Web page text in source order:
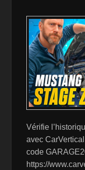
Vérifie
avec
code
https://